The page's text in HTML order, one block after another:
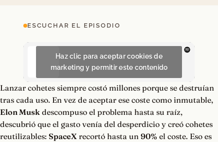
ESCUCHAR EL EPISODIO
Haz clic para aceptar cookies de
marketing y permitir este contenido
Lanzar cohetes siempre costó millones porque se destruían
tras cada uso. En vez de aceptar ese coste como inmutable,
Elon Musk descompuso el problema hasta su raíz,
descubrió que el gasto venía del desperdicio y creó cohetes
reutilizables: SpaceX recortó hasta un 90% el coste. Eso es